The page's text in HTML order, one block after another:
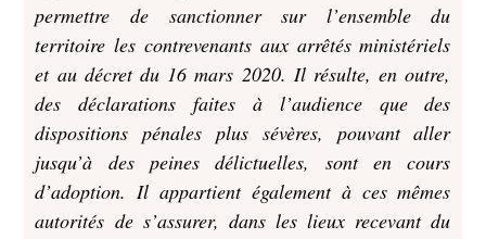
permettre de sanctionner sur l’ensemble du
territoire les contrevenants aux arrêtés ministériels
et au décret du 16 mars 2020. Il résulte, en outre,
des déclarations faites à l’audience que des
dispositions pénales plus sévères, pouvant aller
jusqu’à des peines délictuelles, sont en cours
d’adoption. Il appartient également à ces mêmes
autorités de s’assurer, dans les lieux recevant du